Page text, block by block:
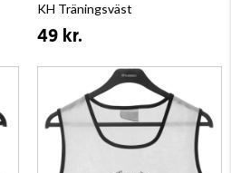
KH Träningsväst
49 kr.